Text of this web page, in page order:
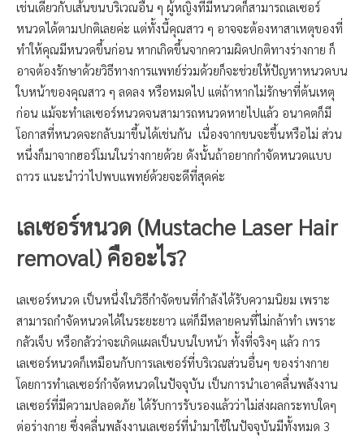
เช่นเดียวกับเส้นขนบริเวณอื่น ๆ ผู้หญิงที่มีหนวดก็สามารถเลเซอร์
หนวดได้ตามปกติเลยค่ะ แต่ทั้งนี้คุณสาว ๆ อาจจะต้องหาสาเหตุของที่
ทำให้คุณมีหนวดขึ้นก่อน หากเกิดขึ้นจากความผิดปกติทางร่างกาย ก็
อาจต้องรักษาด้วยวิธีทางการแพทย์ร่วมด้วยก็จะช่วยให้ปัญหาหนวดบน
ใบหน้าของคุณสาว ๆ ลดลง หรือหมดไป แต่ถ้าหากไม่รักษาที่ต้นเหตุ
ก่อน แม้จะทำเลเซอร์หนวดจนสามารถหนวดหายไปแล้ว อนาคตก็มี
โอกาสที่หนวดจะกลับมาขึ้นได้เช่นกัน เนื่องจากขนจะขึ้นหรือไม่ ส่วน
หนึ่งก็มาจากฮอร์โมนในร่างกายด้วย ดังนั้นถ้าอยากกำจัดหนวดแบบ
ถาวร แนะนำว่าไปพบแพทย์ด้วยจะดีที่สุดค่ะ
เลเซอร์หนวด (Mustache Laser Hair
removal) คืออะไร?
เลเซอร์หนวด เป็นหนึ่งในวิธีกำจัดขนที่กำลังได้รับความนิยม เพราะ
สามารถกำจัดหนวดได้ในระยะยาว แต่ก็มีหลายคนที่ไม่กล้าทำ เพราะ
กลัวเจ็บ หรือกลัวว่าจะเกิดแผลเป็นบนใบหน้า ทั้งที่จริงๆ แล้ว การ
เลเซอร์หนวดก็เหมือนกับการเลเซอร์ที่บริเวณส่วนอื่นๆ ของร่างกาย
โดยการทำเลเซอร์กำจัดหนวดในปัจจุบัน เป็นการนำเอาคลื่นพลังงาน
เลเซอร์ที่มีความปลอดภัย ได้รับการรับรองแล้วว่าไม่ส่งผลกระทบใดๆ
ต่อร่างกาย ซึ่งคลื่นพลังงานเลเซอร์ที่นำมาใช้ในปัจจุบันมีทั้งหมด 3